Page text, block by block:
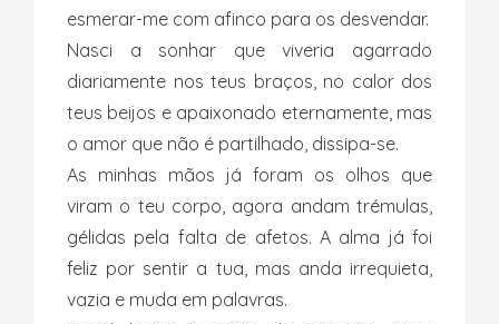
esmerar-me com afinco para os desvendar.
Nasci a sonhar que viveria agarrado
diariamente nos teus braços, no calor dos
teus beijos e apaixonado eternamente, mas
o amor que não é partilhado, dissipa-se.
As minhas mãos já foram os olhos que
viram o teu corpo, agora andam trémulas,
gélidas pela falta de afetos. A alma já foi
feliz por sentir a tua, mas anda irrequieta,
vazia e muda em palavras.